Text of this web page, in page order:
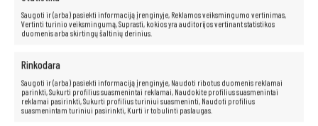
Saugoti ir (arba) pasiekti informaciją įrenginyje, Reklamos veiksmingumo vertinimas,
Vertinti turinio veiksmingumą, Suprasti, kokios yra auditorijos vertinant statistikos
duomenis arba skirtingų šaltinių derinius.
Rinkodara
Saugoti ir (arba) pasiekti informaciją įrenginyje, Naudoti ribotus duomenis reklamai
parinkti, Sukurti profilius suasmenintai reklamai, Naudokite profilius suasmenintai
reklamai pasirinkti, Sukurti profilius turiniui suasmeninti, Naudoti profilius
suasmenintam turiniui pasirinkti, Kurti ir tobulinti paslaugas.
Patogi klaviatūra
Ergonomiškai suprojektuota klaviatūra užtikrina patogų rašymą net ir
ilgai dirbant. Malonus klavišų paspaudimas ir aukštos kokybės